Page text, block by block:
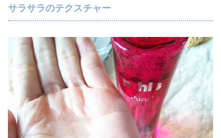
サラサラのテクスチャー